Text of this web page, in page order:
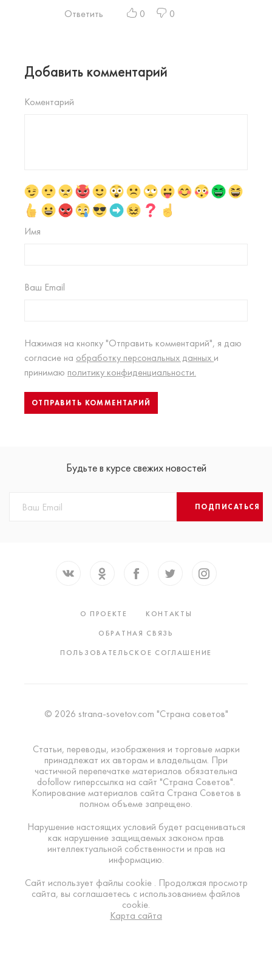
Ответить
0 0
Добавить комментарий
Коментарий
Имя
Ваш Email
Нажимая на кнопку "Отправить комментарий", я даю
согласие на обработку персональных данных и
принимаю политику конфиденциальности.
Будьте в курсе свежих новостей
ПОДПИСАТЬСЯ
О ПРОЕКТЕ
КОНТАКТЫ
ОБРАТНАЯ СВЯЗЬ
ПОЛЬЗОВАТЕЛЬСКОЕ СОГЛАШЕНИЕ
© 2026 strana-sovetov.com "Страна советов"
Статьи, переводы, изображения и торговые марки
принадлежат их авторам и владельцам. При
частичной перепечатке материалов обязательна
dofollow гиперссылка на сайт "Страна Советов".
Копирование материалов сайта Страна Советов в
полном объеме запрещено.
Нарушение настоящих условий будет расцениваться
как нарушение защищаемых законом прав
интеллектуальной собственности и прав на
информацию.
Сайт использует файлы cookie . Продолжая просмотр
сайта, вы соглашаетесь с использованием файлов
cookie.
Карта сайта